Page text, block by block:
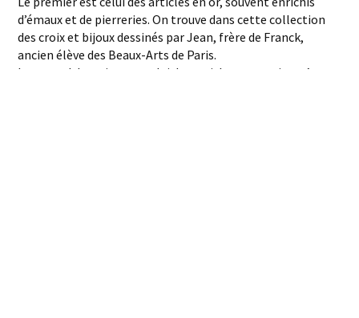
d’émaux et de pierreries. On trouve dans cette collection
des croix et bijoux dessinés par Jean, frère de Franck,
ancien élève des Beaux-Arts de Paris.
Le second domaine est celui des articles-souvenirs qu’on